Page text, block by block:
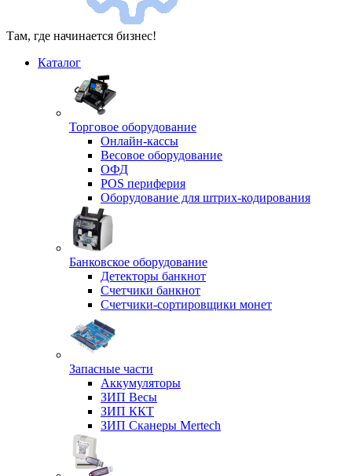
Там, где начинается бизнес!
Каталог
Торговое оборудование
Онлайн-кассы
Весовое оборудование
ОФД
POS периферия
Оборудование для штрих-кодирования
Банковское оборудование
Детекторы банкнот
Счетчики банкнот
Счетчики-сортировщики монет
Запасные части
Аккумуляторы
ЗИП Весы
ЗИП ККТ
ЗИП Сканеры Mertech